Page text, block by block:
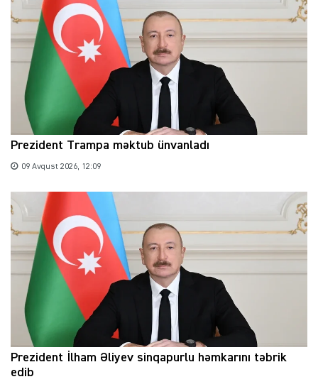
Prezident Trampa məktub ünvanladı
09 Avqust 2026, 12:09
Prezident İlham Əliyev sinqapurlu həmkarını təbrik
edib